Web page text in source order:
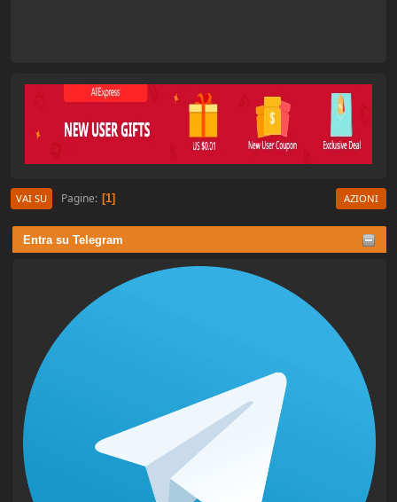
Entra su Telegram
VAI SU Pagine 1 AZIONI